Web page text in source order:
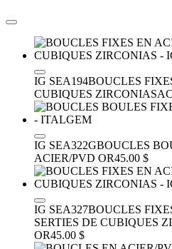
IG SEA194BOUCLES
CUBIQUES ZIRCONIAS
IG SEA322GBOUCLES
ACIER/PVD OR45.00 $
IG SEA327BOUCLES
SERTIES DE CUBIQUES
OR45.00 $